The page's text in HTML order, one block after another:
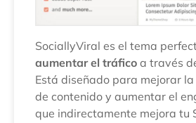
SociallyViral es el tema
aumentar el tráfico a través
Está diseñado para mejorar
de contenido y aumentar el
que indirectamente mejora tu